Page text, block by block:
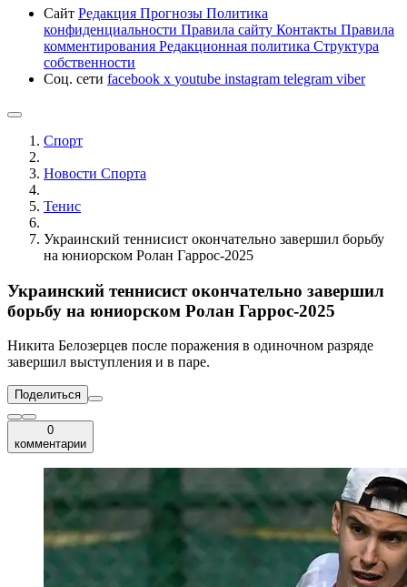
Сайт Редакция Прогнозы Политика
конфиденциальности Правила сайту Контакты Правила
комментирования Редакционная политика Структура
собственности
Соц. сети facebook x youtube instagram telegram viber
Спорт
Новости Cпорта
Тенис
Украинский теннисист окончательно завершил борьбу
на юниорском Ролан Гаррос-2025
Украинский теннисист окончательно завершил
борьбу на юниорском Ролан Гаррос-2025
Никита Белозерцев после поражения в одиночном разряде
завершил выступления и в паре.
Поделиться
0
комментарии